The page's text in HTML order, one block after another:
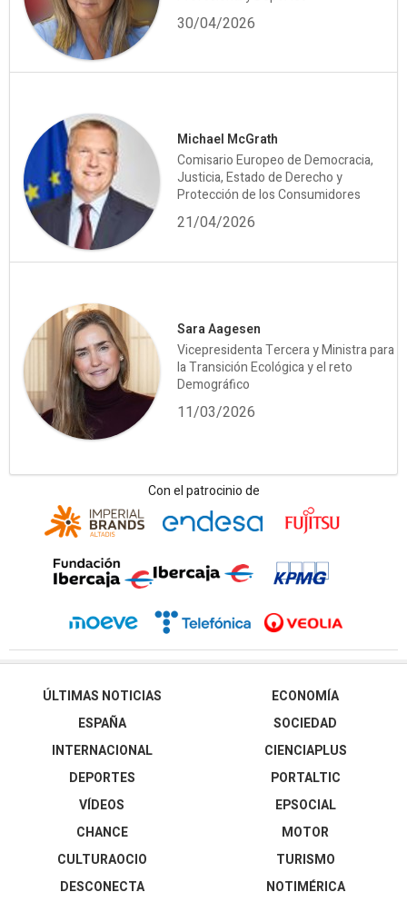
30/04/2026
Michael McGrath
Comisario Europeo de Democracia,
Justicia, Estado de Derecho y
Protección de los Consumidores
21/04/2026
Sara Aagesen
Vicepresidenta Tercera y Ministra para
la Transición Ecológica y el reto
Demográfico
11/03/2026
Con el patrocinio de
ÚLTIMAS NOTICIAS
ESPAÑA
INTERNACIONAL
DEPORTES
VÍDEOS
ECONOMÍA
SOCIEDAD
CIENCIAPLUS
PORTALTIC
EPSOCIAL
CHANCE
CULTURAOCIO
DESCONECTA
MOTOR
TURISMO
NOTIMÉRICA